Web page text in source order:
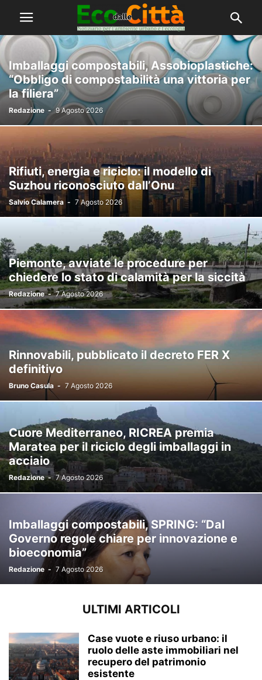
Imballaggi compostabili, Assobioplastiche:
“Obbligo di compostabilità una vittoria per
la filiera”
Redazione - 9 Agosto 2026
Rifiuti, energia e riciclo: il modello di
Suzhou riconosciuto dall’Onu
Salvio Calamera - 7 Agosto 2026
Piemonte, avviate le procedure per
chiedere lo stato di calamità per la siccità
Redazione - 7 Agosto 2026
Rinnovabili, pubblicato il decreto FER X
definitivo
Bruno Casula - 7 Agosto 2026
Cuore Mediterraneo, RICREA premia
Maratea per il riciclo degli imballaggi in
acciaio
Redazione - 7 Agosto 2026
Imballaggi compostabili, SPRING: “Dal
Governo regole chiare per innovazione e
bioeconomia”
Redazione - 7 Agosto 2026
ULTIMI ARTICOLI
Case vuote e riuso urbano: il
ruolo delle aste immobiliari nel
recupero del patrimonio
esistente